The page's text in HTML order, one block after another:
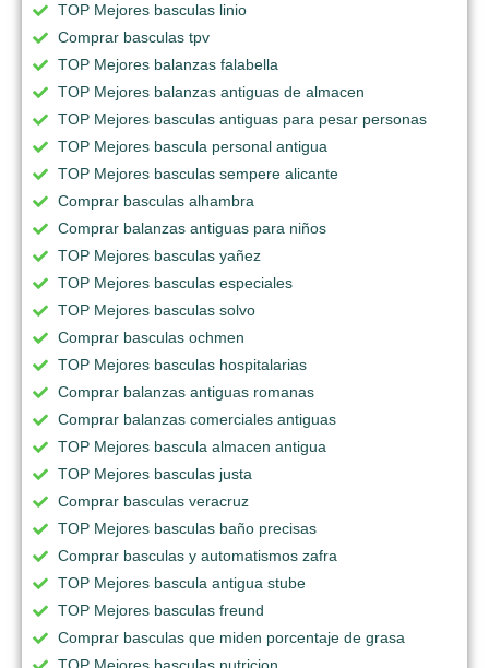
TOP Mejores basculas linio
Comprar basculas tpv
TOP Mejores balanzas falabella
TOP Mejores balanzas antiguas de almacen
TOP Mejores basculas antiguas para pesar personas
TOP Mejores bascula personal antigua
TOP Mejores basculas sempere alicante
Comprar basculas alhambra
Comprar balanzas antiguas para niños
TOP Mejores basculas yañez
TOP Mejores basculas especiales
TOP Mejores basculas solvo
Comprar basculas ochmen
TOP Mejores basculas hospitalarias
Comprar balanzas antiguas romanas
Comprar balanzas comerciales antiguas
TOP Mejores bascula almacen antigua
TOP Mejores basculas justa
Comprar basculas veracruz
TOP Mejores basculas baño precisas
Comprar basculas y automatismos zafra
TOP Mejores bascula antigua stube
TOP Mejores basculas freund
Comprar basculas que miden porcentaje de grasa